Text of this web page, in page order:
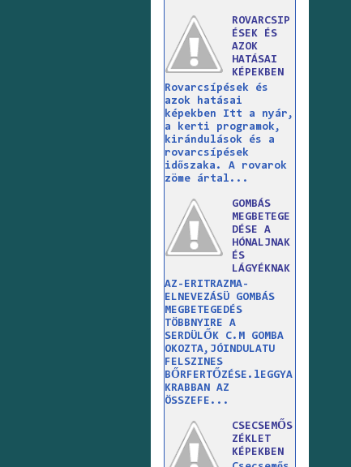
ROVARCSIP
ÉSEK ÉS
AZOK
HATÁSAI
KÉPEKBEN
Rovarcsípések és
azok hatásai
képekben Itt a nyár,
a kerti programok,
kirándulások és a
rovarcsípések
időszaka. A rovarok
zöme ártal...
GOMBÁS
MEGBETEGE
DÉSE A
HÓNALJNAK
ÉS
LÁGYÉKNAK
AZ-ERITRAZMA-
ELNEVEZÁSÜ GOMBÁS
MEGBETEGEDÉS
TÖBBNYIRE A
SERDÜLŐK C.M GOMBA
OKOZTA,JÓINDULATU
FELSZINES
BŐRFERTŐZÉSE.lEGGYA
KRABBAN AZ
ÖSSZEFE...
CSECSEMŐS
ZÉKLET
KÉPEKBEN